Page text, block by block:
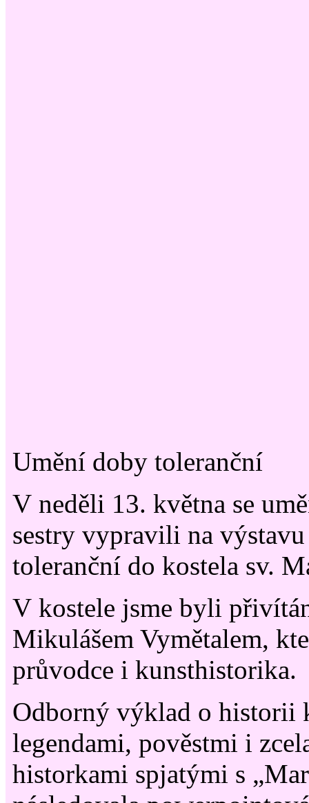
Umění doby toleranční
V neděli 13. května se
sestry vypravili na
toleranční do kostela sv.
V kostele jsme byli
Mikulášem Vymětalem,
průvodce i kunsthistorika.
Odborný výklad o historii
legendami, pověstmi i
historkami spjatými s